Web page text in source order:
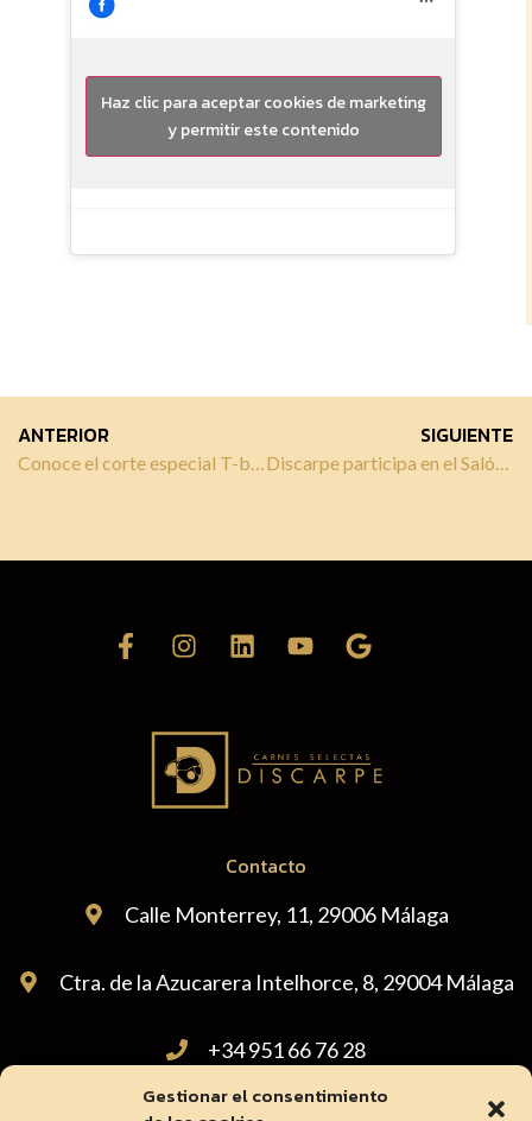
Gestionar el consentimiento
Haz clic para aceptar cookies de marketing
y permitir este contenido
ANTERIOR
Conoce el corte especial T-bone de la mano de Discarpe
SIGUIENTE
Discarpe participa en el Salón de Hostelería e Innovación HYT 2023 en Málaga
Contacto
Calle Monterrey, 11, 29006 Málaga
Ctra. de la Azucarera Intelhorce, 8, 29004 Málaga
+34 951 66 76 28